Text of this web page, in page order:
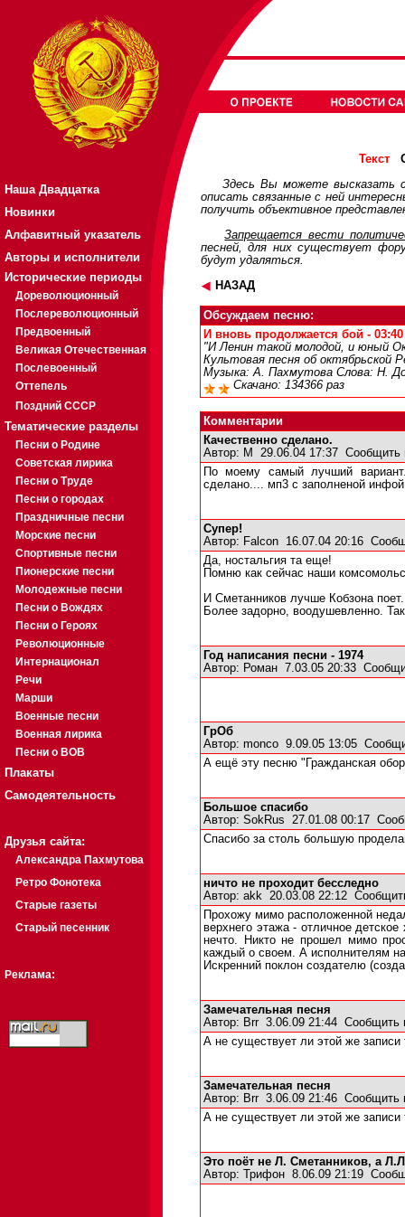
Наша Двадцатка
Новинки
Алфавитный указатель
Авторы и исполнители
Исторические периоды
Дореволюционный
Послереволюционный
Предвоенный
Великая Отечественная
Послевоенный
Оттепель
Поздний СССР
Тематические разделы
Песни о Родине
Советская лирика
Песни о Труде
Песни о городах
Праздничные песни
Морские песни
Спортивные песни
Пионерские песни
Молодежные песни
Песни о Вождях
Песни о Героях
Революционные
Интернационал
Речи
Марши
Военные песни
Военная лирика
Песни о ВОВ
Плакаты
Самодеятельность
Друзья сайта:
Александра Пахмутова
Ретро Фонотека
Старые газеты
Старый песенник
Реклама:
Текст
Здесь Вы можете высказать
описать связанные с ней
получить объективное
Запрещается вести
песней, для них существует
будут удаляться.
НАЗАД
Обсуждаем песню:
И вновь продолжается бой - 03:40
"И Ленин такой молодой, и юный
Культовая песня об октябрьской
Музыка: А. Пахмутова Слова: Н.
Скачано: 134366 раз
Комментарии
Качественно сделано.
Автор: М 29.06.04 17:37 Сообщить
По моему самый лучший
сделано.... мп3 с заполненой
Супер!
Автор: Falcon 16.07.04 20:16
Да, ностальгия та еще!
Помню как сейчас наши
И Сметанников лучше Кобзона поет.
Более задорно, воодушевленно.
Год написания песни - 1974
Автор: Роман 7.03.05 20:33
ГрОб
Автор: monco 9.09.05 13:05
А ещё эту песню "Гражданская
Большое спасибо
Автор: SokRus 27.01.08 00:17
Спасибо за столь большую
ничто не проходит бесследно
Автор: akk 20.03.08 22:12
Прохожу мимо расположенной
верхнего этажа - отличное
нечто. Никто не прошел мимо
каждый о своем. А исполнителям
Искренний поклон создателю
Замечательная песня
Автор: Brr 3.06.09 21:44 Сообщить
А не существует ли этой же
Замечательная песня
Автор: Brr 3.06.09 21:46 Сообщить
А не существует ли этой же
Это поёт не Л. Сметанников, а
Автор:
Трифон 8.06.09 21:19